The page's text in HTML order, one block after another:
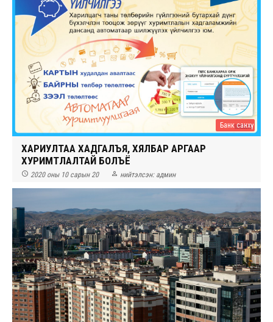
Банк санхүү
ХАРИУЛТАА ХАДГАЛЪЯ, ХЯЛБАР АРГААР
ХУРИМТЛАЛТАЙ БОЛЪЁ
 2020 оны 10 сарын 20  нийтэлсэн: админ